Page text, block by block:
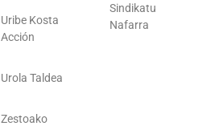
Uribe Kosta
Acción
Urola Taldea
Zestoako
Sindikatu
Nafarra